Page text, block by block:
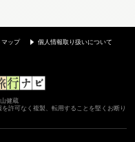
マップ 個人情報取り扱いについて
健蔵
許可なく複製、転用することを堅くお断り